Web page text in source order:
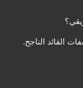
القائد الناجح.